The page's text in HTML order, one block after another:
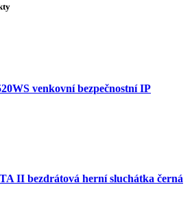
venkovní bezpečnostní IP
II bezdrátová herní sluchátka černá